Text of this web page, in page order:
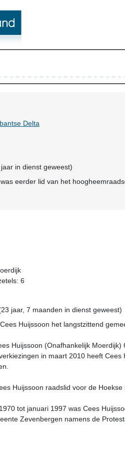
Delta
in dienst geweest)
eerder lid van het
6
jaar, 7 maanden in dienst geweest)
Huijssoon het langstzittend
Huijssoon (Onafhankelijk
in maart 2010 heeft
Huijssoon raadslid voor de
tot januari 1997 was Cees
Zevenbergen namens de